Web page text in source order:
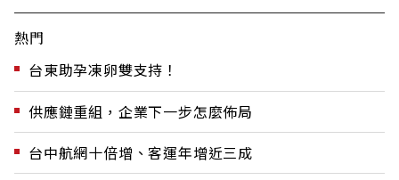
熱門
台東助孕凍卵雙支持！
供應鏈重組，企業下一步怎麼佈局
台中航網十倍增、客運年增近三成